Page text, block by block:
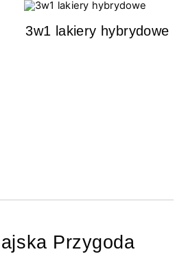
3w1 lakiery hybrydowe
Przygoda